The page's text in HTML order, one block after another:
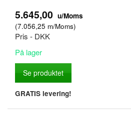
5.645,00 u/Moms
(7.056,25 m/Moms)
Pris - DKK
På lager
Se produktet
GRATIS levering!